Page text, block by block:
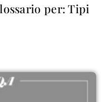
per: Tipi